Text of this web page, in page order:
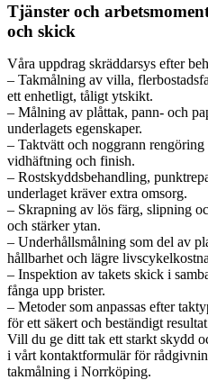
Tjänster och
och skick
Våra uppdrag skräddarsys efter
– Takmålning av villa,
ett enhetligt, tåligt ytskikt.
– Målning av plåttak, pann- och
underlagets egenskaper.
– Taktvätt och noggrann
vidhäftning och finish.
– Rostskyddsbehandling,
underlaget kräver extra omsorg.
– Skrapning av lös färg, slipning
och stärker ytan.
– Underhållsmålning som del av
hållbarhet och lägre
– Inspektion av takets skick i
fånga upp brister.
– Metoder som anpassas efter
för ett säkert och beständigt
Vill du ge ditt tak ett starkt skydd
i vårt kontaktformulär för
takmålning i Norrköping.